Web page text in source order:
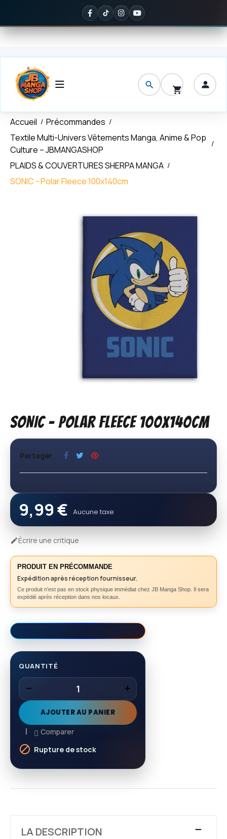
dès 150 € d'achat ✦ Noté
Accueil
Précommandes
Textile Multi-Univers Vêtements Manga, Anime & Pop
Culture – JBMANGASHOP
PLAIDS & COUVERTURES SHERPA MANGA
SONIC - Polar Fleece 100x140cm
SONIC - Polar Fleece 100x140cm
Partager
9,99 € Aucune taxe
Écrire une critique
PRODUIT EN PRÉCOMMANDE
Expédition après réception fournisseur.
Ce produit n’est pas en stock physique immédiat chez JB Manga Shop. Il sera
expédié après réception dans nos locaux.
QUANTITÉ
AJOUTER AU PANIER
Comparer
 Rupture de stock
LA DESCRIPTION
Panneau de gestion des cookies